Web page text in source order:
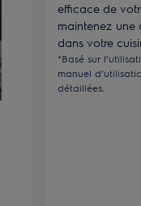
efficace de
maintenez une
dans votre
*Basé sur
manuel
détaillées.